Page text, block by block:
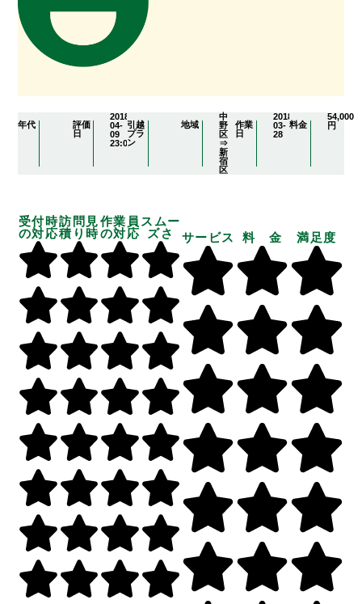
年代
評価
日
2018-
04-
09
23:09:21
引越
プラ
ン
地域
中
野
区
⇒
新
宿
区
作業
日
2018-
03-
28
料金
54,000
円
受付時
の対応
訪問見
積り時
作業員
の対応
スムー
ズさ
サービス 料 金 満足度